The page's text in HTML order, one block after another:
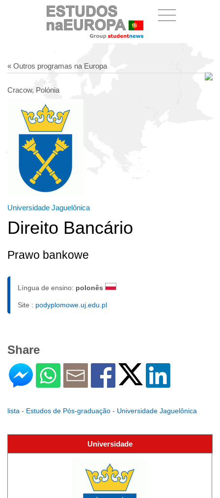
« Outros programas na Europa
Cracow, Polónia
Universidade Jaguelônica
Direito Bancário
Prawo bankowe
Língua de ensino: polonês
Site : podyplomowe.uj.edu.pl
Share
lista - Estudos de Pós-graduação - Universidade Jaguelônica
Universidade